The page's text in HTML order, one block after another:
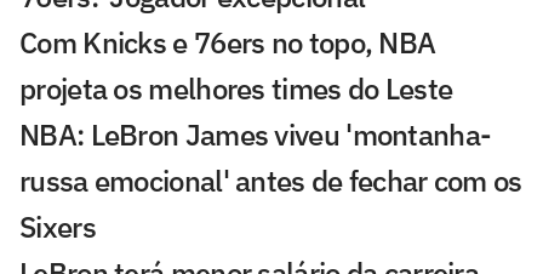
Com Knicks e 76ers no topo, NBA
projeta os melhores times do Leste
NBA: LeBron James viveu 'montanha-
russa emocional' antes de fechar com os
Sixers